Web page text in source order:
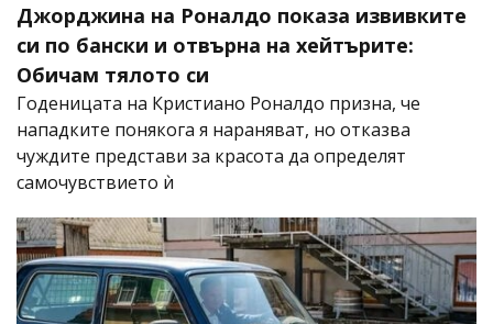
Джорджина на Роналдо показа извивките
си по бански и отвърна на хейтърите:
Обичам тялото си
Годеницата на Кристиано Роналдо призна, че
нападките понякога я нараняват, но отказва
чуждите представи за красота да определят
самочувствието ѝ